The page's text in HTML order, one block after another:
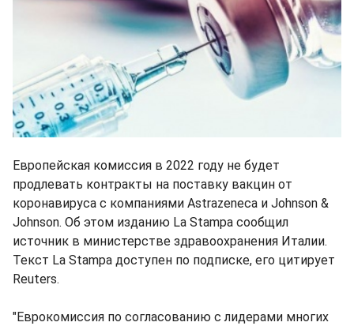
Европейская комиссия в 2022 году не будет
продлевать контракты на поставку вакцин от
коронавируса с компаниями Astrazeneca и Johnson &
Johnson. Об этом изданию La Stampa сообщил
источник в министерстве здравоохранения Италии.
Текст La Stampa доступен по подписке, его цитирует
Reuters.
"Еврокомиссия по согласованию с лидерами многих